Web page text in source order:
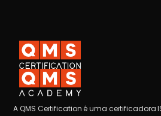
A QMS Certification é uma certificadora